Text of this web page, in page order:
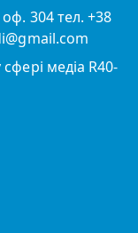
304 тел. +38
сфері медіа R40-